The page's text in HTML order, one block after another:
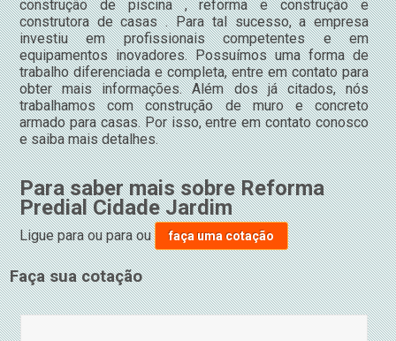
construção de piscina , reforma e construção e
construtora de casas . Para tal sucesso, a empresa
investiu em profissionais competentes e em
equipamentos inovadores. Possuímos uma forma de
trabalho diferenciada e completa, entre em contato para
obter mais informações. Além dos já citados, nós
trabalhamos com construção de muro e concreto
armado para casas. Por isso, entre em contato conosco
e saiba mais detalhes.
Para saber mais sobre Reforma
Predial Cidade Jardim
Ligue paraou paraou faça uma cotação
Faça sua cotação